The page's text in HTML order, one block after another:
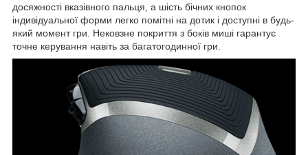
досяжності вказівного пальця, а шість бічних кнопок
індивідуальної форми легко помітні на дотик і доступні в будь-
який момент гри. Нековзне покриття з боків миші гарантує
точне керування навіть за багатогодинної гри.